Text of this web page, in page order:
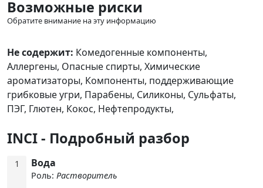
Возможные риски
Обратите внимание на эту информацию
Не содержит: Комедогенные компоненты,
Аллергены, Опасные спирты, Химические
ароматизаторы, Компоненты, поддерживающие
грибковые угри, Парабены, Силиконы, Сульфаты,
ПЭГ, Глютен, Кокос, Нефтепродукты,
INCI - Подробный разбор
1 Вода
Роль: Растворитель